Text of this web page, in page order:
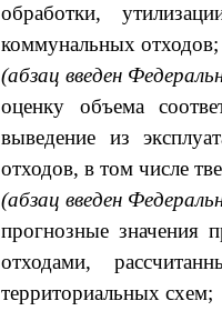
обработки,
коммунальных отходов;
(абзац введен
оценку объема
выведение из
отходов, в том числе
(абзац введен
прогнозные значения
отходами,
территориальных схем;